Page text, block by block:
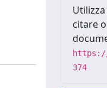
citare
374